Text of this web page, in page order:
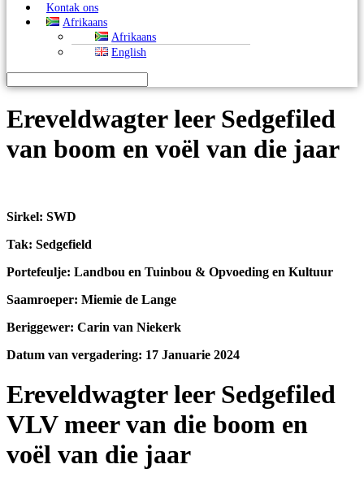
Kontak ons
Afrikaans
Afrikaans
English
Ereveldwagter leer Sedgefiled
van boom en voël van die jaar
Sirkel: SWD
Tak: Sedgefield
Portefeulje: Landbou en Tuinbou & Opvoeding en Kultuur
Saamroeper: Miemie de Lange
Beriggewer: Carin van Niekerk
Datum van vergadering: 17 Januarie 2024
Ereveldwagter leer Sedgefiled
VLV meer van die boom en
voël van die jaar